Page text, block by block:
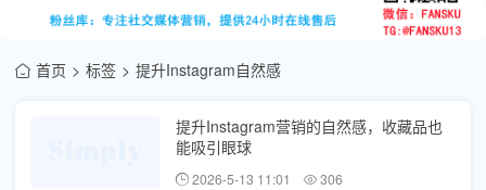
首页 标签 提升Instagram自然感
提升Instagram营销的自然感，收藏品也
能吸引眼球
2026-5-13 11:01 306